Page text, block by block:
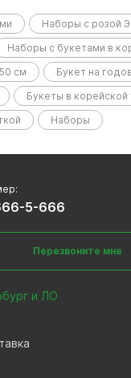
Наборы с розой
Наборы с букетами в
см
Букет на
Букеты в корейской
Наборы
5-666
Перезвоните мне
и ЛО